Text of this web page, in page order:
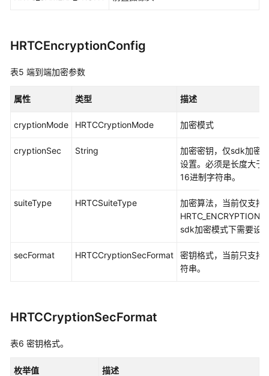
皮
资
持
系
HRTCEncryptionConfig
表5 端到端加密参数
属性 类型 描述
cryptionMode HRTCCryptionMode 加密模式
cryptionSec String
加密密钥，仅sdk加密
设置。必须是长度大于
16进制字符串。
suiteType HRTCSuiteType
加密算法，当前仅支持
sdk加密模式下需要设
secFormat HRTCCryptionSecFormat
密钥格式，当前只支持
符串。
HRTCCryptionSecFormat
表6 密钥格式。
枚举值 描述